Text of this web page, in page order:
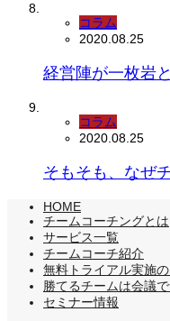
コラム
2020.08.25
経営陣が一枚岩
コラム
2020.08.25
そもそも、なぜ
HOME
チームコーチングとは
サービス一覧
チームコーチ紹介
無料トライアル実施
勝てるチームは会議
セミナー情報